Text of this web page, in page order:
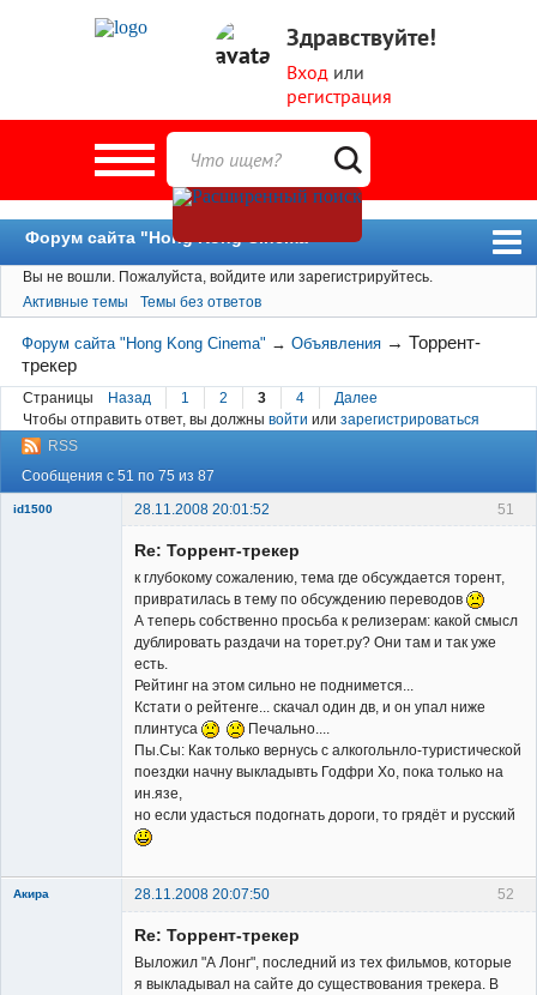
Здравствуйте!
Вход или
регистрация
Форум сайта "Hong Kong Cinema"
Форум
Новости
Пользователи
Поиск
Вы не вошли. Пожалуйста, войдите или зарегистрируйтесь.
Активные темы
Темы без ответов
Форум сайта "Hong Kong Cinema" →Объявления →Торрент-
трекер
Страницы Назад 1 2 3 4
Далее
Чтобы отправить ответ, вы должны войти или зарегистрироваться
RSS
Сообщения с 51 по 75 из 87
51
id1500
28.11.2008 20:01:52
Re: Торрент-трекер
к глубокому сожалению, тема где обсуждается торент,
привратилась в тему по обсуждению переводов
А теперь собственно просьба к релизерам: какой смысл
дублировать раздачи на торет.ру? Они там и так уже
есть.
Рейтинг на этом сильно не поднимется...
Кстати о рейтенге... скачал один дв, и он упал ниже
плинтуса
Печально....
Пы.Сы: Как только вернусь с алкогольнло-туристической
поездки начну выкладывть Годфри Хо, пока только на
ин.язе,
но если удасться подогнать дороги, то грядёт и русский
52
Акира 28.11.2008 20:07:50
Re: Торрент-трекер
Выложил "А Лонг", последний из тех фильмов, которые
я выкладывал на сайте до существования трекера. В